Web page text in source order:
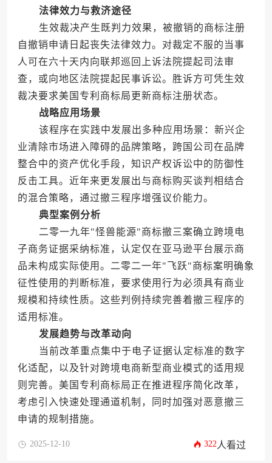
法律效力与救济途径
生效裁决产生既判力效果，被撤销的商标注册
自撤销申请日起丧失法律效力。对裁定不服的当事
人可在六十天内向联邦巡回上诉法院提起司法审
查，或向地区法院提起民事诉讼。胜诉方可凭生效
裁决要求美国专利商标局更新商标注册状态。
战略应用场景
该程序在实践中发展出多种应用场景：新兴企
业清除市场进入障碍的品牌策略，跨国公司在品牌
整合中的资产优化手段，知识产权诉讼中的防御性
反击工具。近年来更发展出与商标购买谈判相结合
的混合策略，通过撤三程序增强议价能力。
典型案例分析
二零一九年"怪兽能源"商标撤三案确立跨境电
子商务证据采纳标准，认定仅在亚马逊平台展示商
品未构成实际使用。二零二一年"飞跃"商标案明确象
征性使用的判断标准，要求使用行为必须具有商业
规模和持续性质。这些判例持续完善着撤三程序的
适用标准。
发展趋势与改革动向
当前改革重点集中于电子证据认定标准的数字
化适配，以及针对跨境电商新型商业模式的适用规
则完善。美国专利商标局正在推进程序简化改革，
考虑引入快速处理通道机制，同时加强对恶意撤三
申请的规制措施。
2025-12-10 322人看过